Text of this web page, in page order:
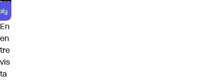
En
en
tre
vis
ta